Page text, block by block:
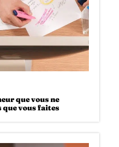
que vous ne
que vous faites